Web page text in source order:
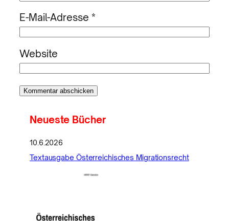
E-Mail-Adresse *
Website
Neueste Bücher
10.6.2026
Textausgabe Österreichisches Migrationsrecht